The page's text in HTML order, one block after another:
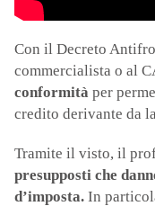
Con il Decreto
commercialista o al
conformità per
credito derivante da
Tramite il visto, il
presupposti che
d’imposta. In